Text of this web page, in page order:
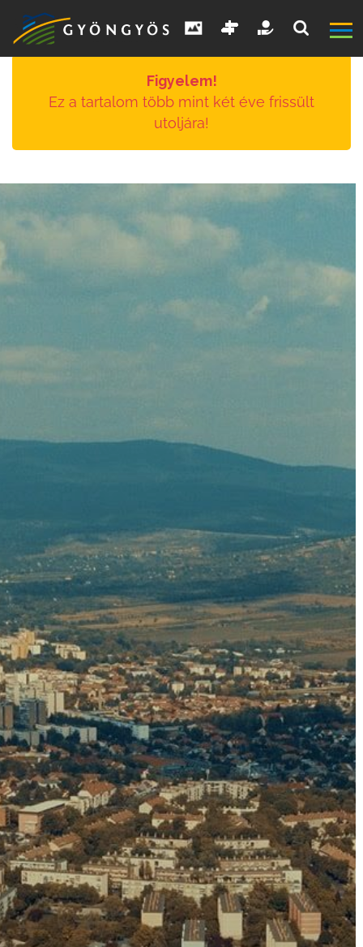
A
GYÖNGYÖS
INFORMÁCIÓK
HASZNOS
KVÍZ
A
VÁROS
PÉNZÜGYEI
KÖLTSÉGVETÉSI
RENDELETEK
Figyelem!
Ez a tartalom több mint két éve frissült
utoljára!